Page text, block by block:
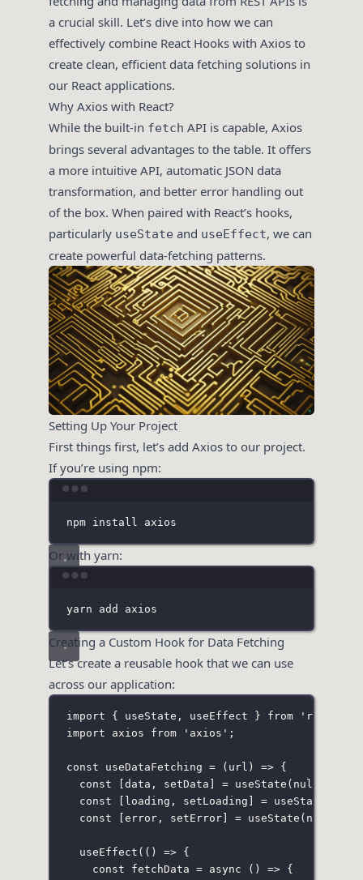
a crucial skill. Let’s dive into how we can
effectively combine React Hooks with Axios to
create clean, efficient data fetching solutions in
our React applications.
Why Axios with React?
While the built-in fetch API is capable, Axios
brings several advantages to the table. It offers
a more intuitive API, automatic JSON data
transformation, and better error handling out
of the box. When paired with React’s hooks,
particularly useState and useEffect, we can
create powerful data-fetching patterns.
Setting Up Your Project
First things first, let’s add Axios to our project.
If you’re using npm:
npm install axios
Or with yarn:
yarn add axios
Creating a Custom Hook for Data Fetching
Let’s create a reusable hook that we can use
across our application:
import { useState, useEffect } from ' react
import axios from ' axios ' ;
const useDataFetching = ( url ) => {
const [data, setData] = useState ( null
const [loading, setLoading] = useState
const [error, setError] = useState ( null
useEffect (() => {
const
fetchData = async () => {